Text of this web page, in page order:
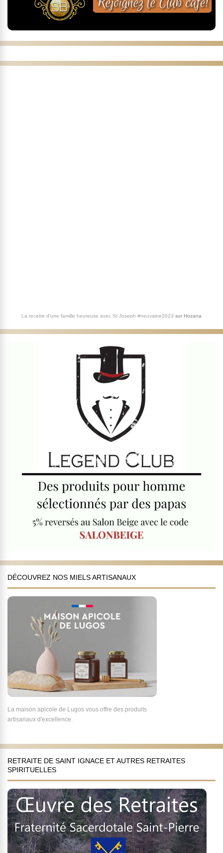
La recette d'une famille heureuse avec St Joseph #neuvaine2023 sur Hozana
DÉCOUVREZ NOS MIELS ARTISANAUX
La maison apicole de Lugos vous offre des produits
artisanaux d'excellence.
RETRAITE DE SAINT IGNACE ET AUTRES RETRAITES
SPIRITUELLES